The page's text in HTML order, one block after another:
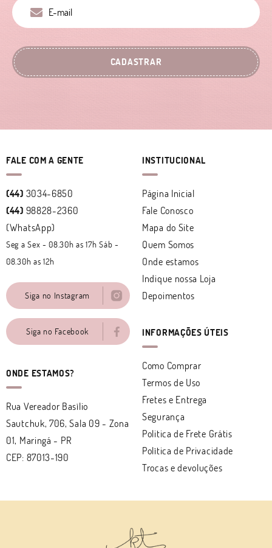
CADASTRAR
FALE COM A GENTE
(44) 3034-6850
(44) 98828-2360
(WhatsApp)
Seg a Sex - 08.30h as 17h Sáb -
08.30h as 12h
Siga no Instagram
Siga no Facebook
ONDE ESTAMOS?
Rua Vereador Basílio
Sautchuk, 706, Sala 09 - Zona
01, Maringá - PR
CEP: 87013-190
INSTITUCIONAL
Página Inicial
Fale Conosco
Mapa do Site
Quem Somos
Onde estamos
Indique nossa Loja
Depoimentos
INFORMAÇÕES ÚTEIS
Como Comprar
Termos de Uso
Fretes e Entrega
Segurança
Politica de Frete Grátis
Política de Privacidade
Trocas e devoluções